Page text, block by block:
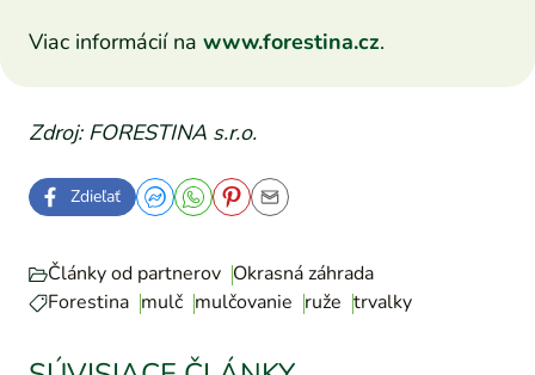
Viac informácií na www.forestina.cz.
Zdroj: FORESTINA s.r.o.
Zdieľať
Články od partnerov Okrasná záhrada
Forestina mulč mulčovanie ruže trvalky